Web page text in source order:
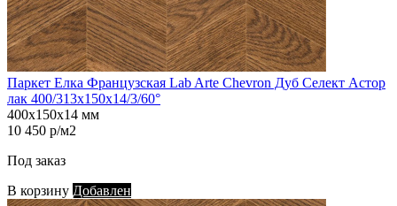
Паркет Елка Французская Lab Arte Chevron Дуб Селект Астор
лак 400/313х150х14/3/60°
400х150х14 мм
10 450 р/м2
Под заказ
В корзину Добавлен